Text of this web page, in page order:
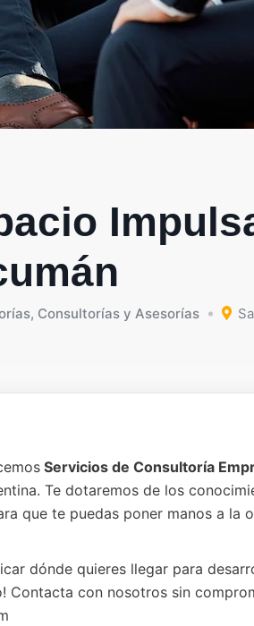
Consultorías y Asesorías
Servicios de Consultoría
Te dotaremos de los
que te puedas poner manos a la
dónde quieres llegar para
Contacta con nosotros sin